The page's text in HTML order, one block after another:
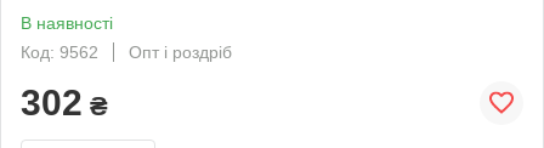
В наявності
Код: 9562
Опт і роздріб
302 ₴